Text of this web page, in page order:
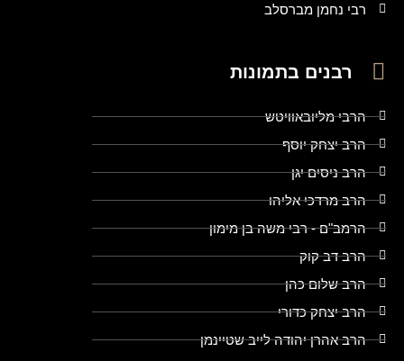
רבי נחמן מברסלב
רבנים בתמונות
הרבי מליובאוויטש
הרב יצחק יוסף
הרב ניסים יגן
הרב מרדכי אליהו
הרמב"ם - רבי משה בן מימון
הרב דב קוק
הרב שלום כהן
הרב יצחק כדורי
הרב אהרן יהודה לייב שטיינמן